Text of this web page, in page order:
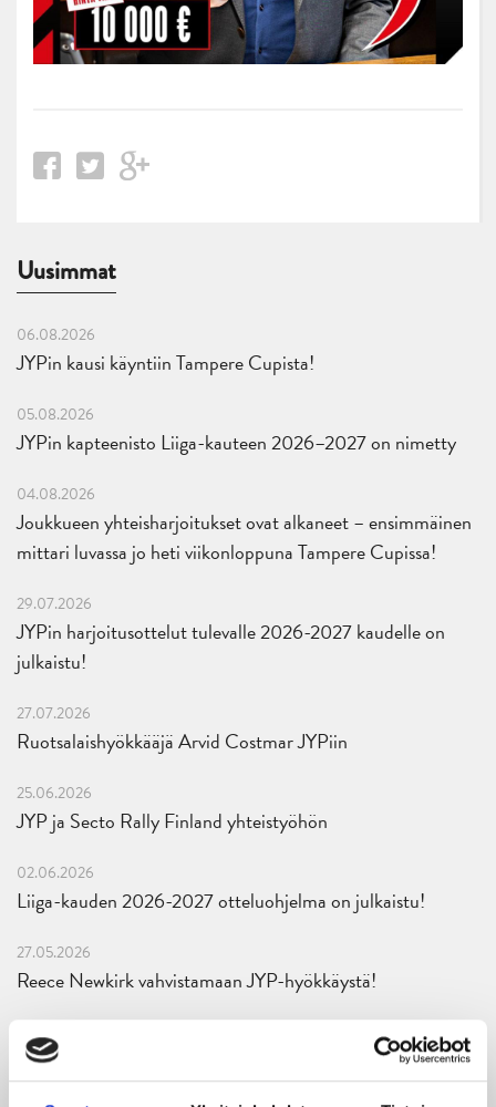
Uusimmat
06.08.2026
JYPin kausi käyntiin Tampere Cupista!
05.08.2026
JYPin kapteenisto Liiga-kauteen 2026–2027 on nimetty
04.08.2026
Joukkueen yhteisharjoitukset ovat alkaneet – ensimmäinen
mittari luvassa jo heti viikonloppuna Tampere Cupissa!
29.07.2026
JYPin harjoitusottelut tulevalle 2026-2027 kaudelle on
julkaistu!
27.07.2026
Ruotsalaishyökkääjä Arvid Costmar JYPiin
25.06.2026
JYP ja Secto Rally Finland yhteistyöhön
02.06.2026
Liiga-kauden 2026-2027 otteluohjelma on julkaistu!
27.05.2026
Reece Newkirk vahvistamaan JYP-hyökkäystä!
18.05.2026
Jaatinen ja Liljamo jatkosopimuksiin – JYPin ja KeuPa HT:n
yhteistyö jatkuu